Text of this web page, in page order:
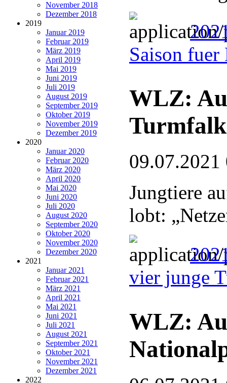
November 2018
Dezember 2018
2019
Januar 2019
Februar 2019
März 2019
April 2019
Mai 2019
Juni 2019
Juli 2019
August 2019
September 2019
Oktober 2019
November 2019
Dezember 2019
2020
Januar 2020
Februar 2020
März 2020
April 2020
Mai 2020
Juni 2020
Juli 2020
August 2020
September 2020
Oktober 2020
November 2020
Dezember 2020
2021
Januar 2021
Februar 2021
März 2021
April 2021
Mai 2021
Juni 2021
Juli 2021
August 2021
September 2021
Oktober 2021
November 2021
Dezember 2021
2022
Saison
WLZ:
09.07.2021
Jungtiere
lobt:
vier junge
WLZ: